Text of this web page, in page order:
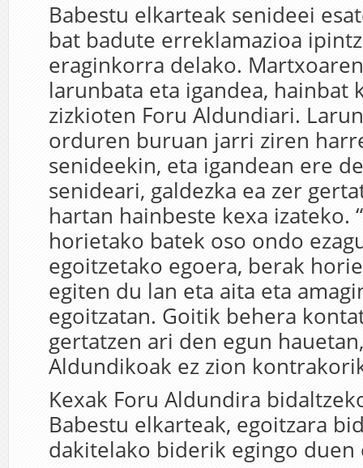
Babestu elkarteak senideei
bat badute erreklamazioa
eraginkorra delako.
larunbata eta igandea, hainbat
zizkioten Foru Aldundiari.
orduren buruan jarri ziren
senideekin, eta igandean ere
senideari, galdezka ea zer
hartan hainbeste kexa izateko.
horietako batek oso ondo
egoitzetako egoera, berak
egiten du lan eta aita eta
egoitzatan. Goitik behera
gertatzen ari den egun
Aldundikoak ez zion
Kexak Foru Aldundira
Babestu elkarteak, egoitzara
dakitelako biderik egingo duen